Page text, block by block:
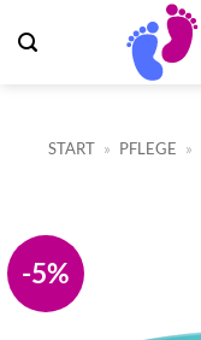
Inhalt
START » PFLEGE »
-5%